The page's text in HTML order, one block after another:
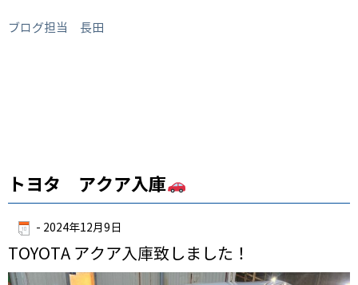
ブログ担当 長田
トヨタ アクア入庫
- 2024年12月9日
TOYOTA アクア入庫致しました！